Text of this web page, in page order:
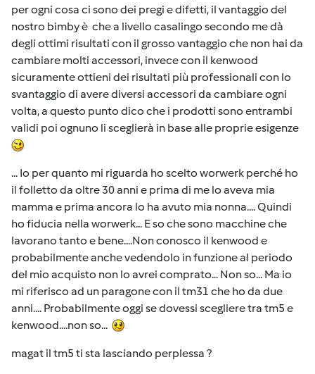
per ogni cosa ci sono dei pregi e difetti, il vantaggio del
nostro bimby è che a livello casalingo secondo me dà
degli ottimi risultati con il grosso vantaggio che non hai da
cambiare molti accessori, invece con il kenwood
sicuramente ottieni dei risultati più professionali con lo
svantaggio di avere diversi accessori da cambiare ogni
volta, a questo punto dico che i prodotti sono entrambi
validi poi ognuno li sceglierà in base alle proprie esigenze
... Io per quanto mi riguarda ho scelto worwerk perché ho
il folletto da oltre 30 anni e prima di me lo aveva mia
mamma e prima ancora lo ha avuto mia nonna.... Quindi
ho fiducia nella worwerk... E so che sono macchine che
lavorano tanto e bene....Non conosco il kenwood e
probabilmente anche vedendolo in funzione al periodo
del mio acquisto non lo avrei comprato... Non so... Ma io
mi riferisco ad un paragone con il tm31 che ho da due
anni.... Probabilmente oggi se dovessi scegliere tra tm5 e
kenwood....non so...
magat il tm5 ti sta lasciando perplessa ?